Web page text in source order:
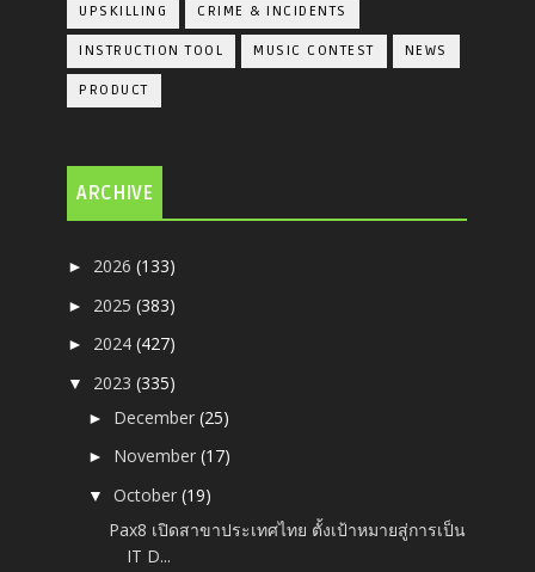
UPSKILLING CRIME & INCIDENTS
INSTRUCTION TOOL MUSIC CONTEST NEWS
PRODUCT
ARCHIVE
► 2026(133)
► 2025(383)
► 2024(427)
▼ 2023(335)
► December(25)
► November(17)
▼October(19)
Pax8 เปิดสาขาประเทศไทย ตั้งเป้าหมายสู่การเป็น
IT D...